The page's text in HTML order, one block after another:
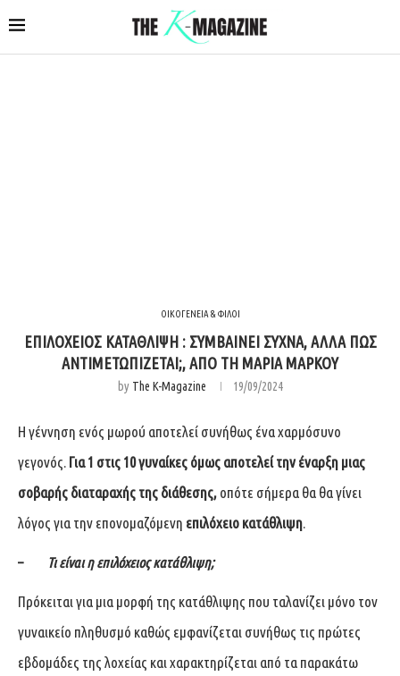
ΟΙΚΟΓΕΝΕΙΑ & ΦΙΛΟΙ
ΕΠΙΛΟΧΕΙΟΣ ΚΑΤΑΘΛΙΨΗ : ΣΥΜΒΑΙΝΕΙ ΣΥΧΝΑ, ΑΛΛΑ ΠΩΣ
ΑΝΤΙΜΕΤΩΠΙΖΕΤΑΙ;, ΑΠΟ ΤΗ ΜΑΡΙΑ ΜΑΡΚΟΥ
by The K-Magazine 19/09/2024
Η γέννηση ενός μωρού αποτελεί συνήθως ένα χαρμόσυνο
γεγονός. Για 1 στις 10 γυναίκες όμως αποτελεί την έναρξη μιας
σοβαρής διαταραχής της διάθεσης, οπότε σήμερα θα θα γίνει
λόγος για την επονομαζόμενη επιλόχειο κατάθλιψη.
– Τι είναι η επιλόχειος κατάθλιψη;
Πρόκειται για μια μορφή της κατάθλιψης που ταλανίζει μόνο τον
γυναικείο πληθυσμό καθώς εμφανίζεται συνήθως τις πρώτες
εβδομάδες της λοχείας και χαρακτηρίζεται από τα παρακάτω